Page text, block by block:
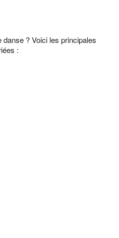
? Voici les principales
: